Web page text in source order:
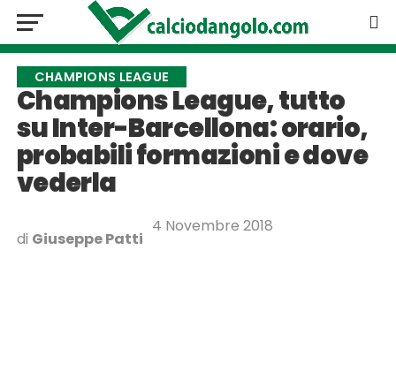
CHAMPIONS LEAGUE
Champions League, tutto
su Inter-Barcellona: orario,
probabili formazioni e dove
vederla
di Giuseppe Patti
4 Novembre 2018